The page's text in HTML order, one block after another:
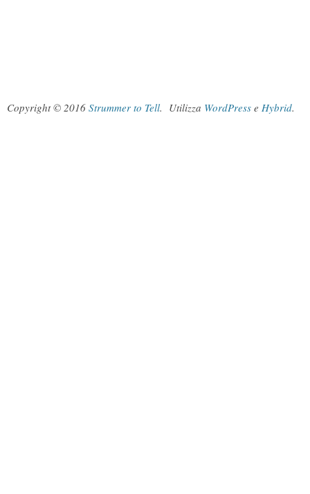
Copyright © 2016 Strummer to Tell. Utilizza WordPress e Hybrid.